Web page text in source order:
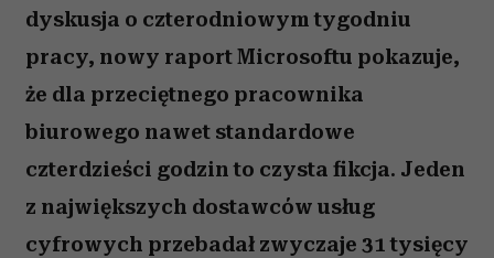
dyskusja o czterodniowym tygodniu
pracy, nowy raport Microsoftu pokazuje,
że dla przeciętnego pracownika
biurowego nawet standardowe
czterdzieści godzin to czysta fikcja. Jeden
z największych dostawców usług
cyfrowych przebadał zwyczaje 31 tysięcy